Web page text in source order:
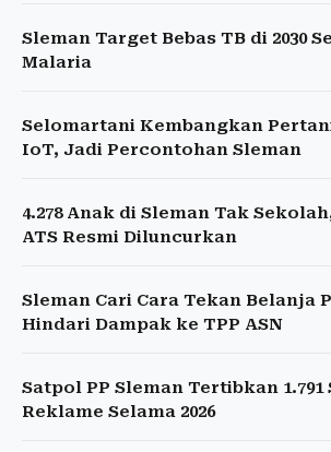
Sleman Target Bebas TB di 2030
Malaria
Selomartani Kembangkan
IoT, Jadi Percontohan Sleman
4.278 Anak di Sleman Tak
ATS Resmi Diluncurkan
Sleman Cari Cara Tekan Belanja
Hindari Dampak ke TPP ASN
Satpol PP Sleman Tertibkan
Reklame Selama 2026